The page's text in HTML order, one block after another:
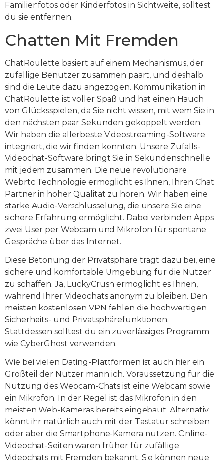
Familienfotos oder Kinderfotos in Sichtweite, solltest
du sie entfernen.
Chatten Mit Fremden
ChatRoulette basiert auf einem Mechanismus, der
zufällige Benutzer zusammen paart, und deshalb
sind die Leute dazu angezogen. Kommunikation in
ChatRoulette ist voller Spaß und hat einen Hauch
von Glücksspielen, da Sie nicht wissen, mit wem Sie in
den nächsten paar Sekunden gekoppelt werden.
Wir haben die allerbeste Videostreaming-Software
integriert, die wir finden konnten. Unsere Zufalls-
Videochat-Software bringt Sie in Sekundenschnelle
mit jedem zusammen. Die neue revolutionäre
Webrtc Technologie ermöglicht es Ihnen, Ihren Chat
Partner in hoher Qualität zu hören. Wir haben eine
starke Audio-Verschlüsselung, die unsere Sie eine
sichere Erfahrung ermöglicht. Dabei verbinden Apps
zwei User per Webcam und Mikrofon für spontane
Gespräche über das Internet.
Diese Betonung der Privatsphäre trägt dazu bei, eine
sichere und komfortable Umgebung für die Nutzer
zu schaffen. Ja, LuckyCrush ermöglicht es Ihnen,
während Ihrer Videochats anonym zu bleiben. Den
meisten kostenlosen VPN fehlen die hochwertigen
Sicherheits- und Privatsphärefunktionen.
Stattdessen solltest du ein zuverlässiges Programm
wie CyberGhost verwenden.
Wie bei vielen Dating-Plattformen ist auch hier ein
Großteil der Nutzer männlich. Voraussetzung für die
Nutzung des Webcam-Chats ist eine Webcam sowie
ein Mikrofon. In der Regel ist das Mikrofon in den
meisten Web-Kameras bereits eingebaut. Alternativ
könnt ihr natürlich auch mit der Tastatur schreiben
oder aber die Smartphone-Kamera nutzen. Online-
Videochat-Seiten waren früher für zufällige
Videochats mit Fremden bekannt. Sie können neue